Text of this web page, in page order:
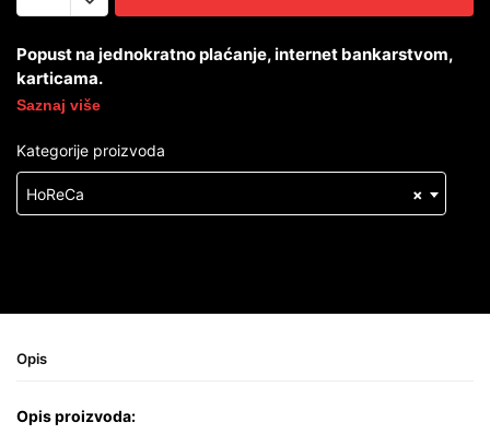
Popust na jednokratno plaćanje, internet bankarstvom,
karticama.
Saznaj više
Kategorije proizvoda
×
HoReCa
Opis
Opis proizvoda: